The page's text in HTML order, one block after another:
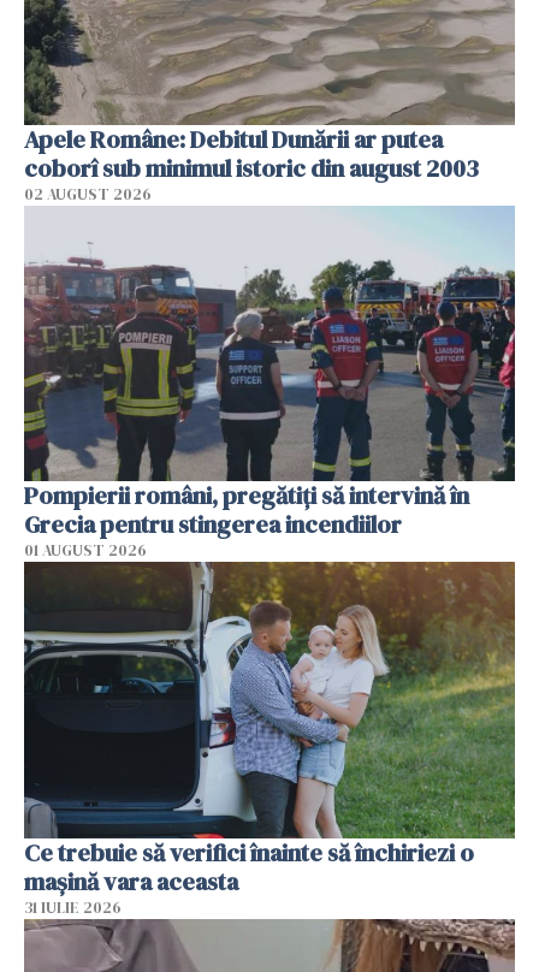
Apele Române: Debitul Dunării ar putea
coborî sub minimul istoric din august 2003
02 AUGUST 2026
Pompierii români, pregătiţi să intervină în
Grecia pentru stingerea incendiilor
01 AUGUST 2026
Ce trebuie să verifici înainte să închiriezi o
mașină vara aceasta
31 IULIE 2026